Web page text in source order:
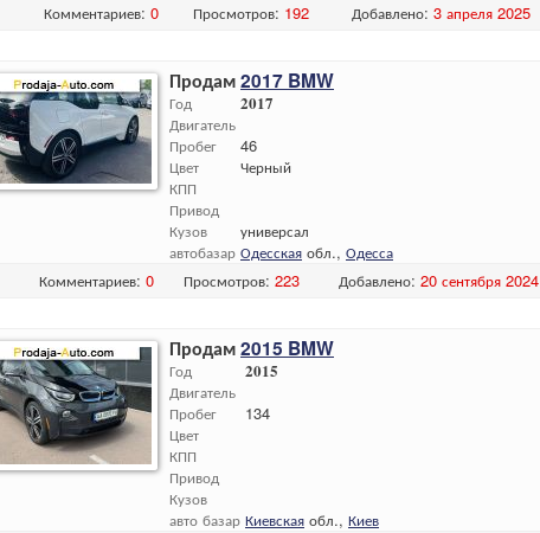
Комментариев: 0 Просмотров: 192 Добавлено: 3 апреля 2025
Продам2017 BMW
Год
Двигатель
Пробег
Цвет
КПП
Привод
Кузов
автобазар
2017
46
Черный
универсал
Одесская обл., Одесса
Комментариев: 0 Просмотров: 223 Добавлено: 20 сентября 2024
Продам2015 BMW
Год
Двигатель
Пробег
Цвет
КПП
Привод
Кузов
авто базар
2015
134
Киевская обл., Киев